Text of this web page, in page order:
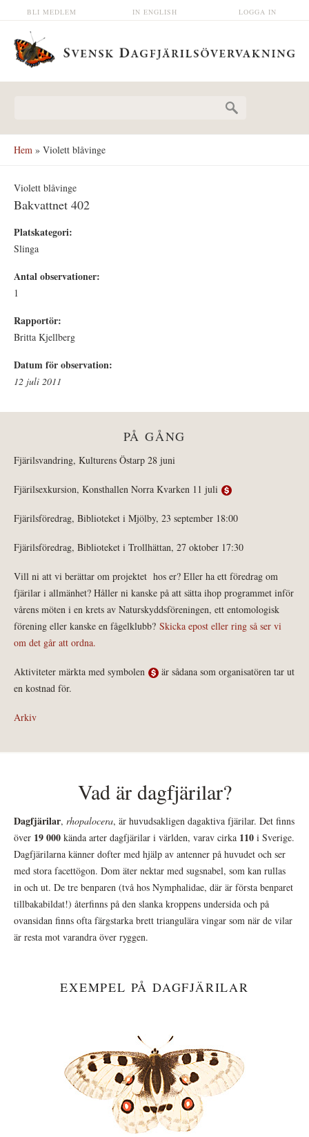
Hoppa till huvudinnehåll LOGGA IN
IN ENGLISH
BLI MEDLEM
Hem » Violett blåvinge
Violett blåvinge
Bakvattnet 402
Platskategori:
Slinga
Antal observationer:
1
Rapportör:
Britta Kjellberg
Datum för observation:
12 juli 2011
PÅ GÅNG
Fjärilsvandring, Kulturens Östarp 28 juni
Fjärilsexkursion, Konsthallen Norra Kvarken 11 juli
Fjärilsföredrag, Biblioteket i Mjölby, 23 september 18:00
Fjärilsföredrag, Biblioteket i Trollhättan, 27 oktober 17:30
Vill ni att vi berättar om projektet hos er? Eller ha ett föredrag om
fjärilar i allmänhet? Håller ni kanske på att sätta ihop programmet inför
vårens möten i en krets av Naturskyddsföreningen, ett entomologisk
förening eller kanske en fågelklubb? Skicka epost eller ring så ser vi
om det går att ordna.
Aktiviteter märkta med symbolen
är sådana som organisatören tar ut
en kostnad för.
Arkiv
Vad är dagfjärilar?
Dagfjärilar, rhopalocera, är huvudsakligen dagaktiva fjärilar. Det finns
över 19 000 kända arter dagfjärilar i världen, varav cirka 110 i Sverige.
Dagfjärilarna känner dofter med hjälp av antenner på huvudet och ser
med stora facettögon. Dom äter nektar med sugsnabel, som kan rullas
in och ut. De tre benparen (två hos Nymphalidae, där är första benparet
tillbakabildat!) återfinns på den slanka kroppens undersida och på
ovansidan finns ofta färgstarka brett triangulära vingar som när de vilar
är resta mot varandra över ryggen.
EXEMPEL PÅ DAGFJÄRILAR